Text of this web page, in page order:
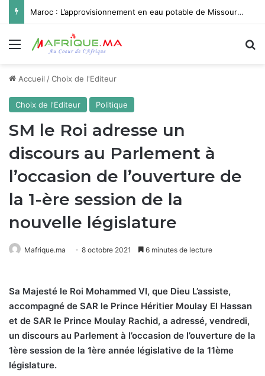
Maroc : L’approvisionnement en eau potable de Missour et Ouatat El Haj depuis le barrage Hassan II pleinement opérationnel avant fin 2026
Menu
Accueil /Choix de l'Editeur
Choix de l'Editeur Politique
SM le Roi adresse un
discours au Parlement à
l’occasion de l’ouverture de
la 1-ère session de la
nouvelle législature
Mafrique.ma 8 octobre 2021 6 minutes de lecture
Sa Majesté le Roi Mohammed VI, que Dieu L’assiste,
accompagné de SAR le Prince Héritier Moulay El Hassan
et de SAR le Prince Moulay Rachid, a adressé, vendredi,
un discours au Parlement à l’occasion de l’ouverture de la
1ère session de la 1ère année législative de la 11ème
législature.